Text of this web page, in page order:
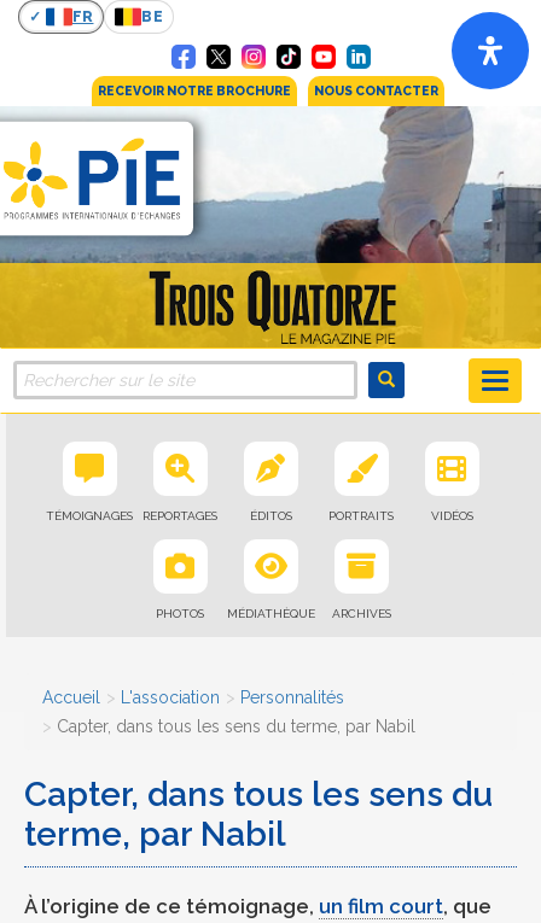
FR BE
RECEVOIR NOTRE BROCHURE NOUS CONTACTER
TÉMOIGNAGES REPORTAGES ÉDITOS PORTRAITS VIDÉOS
PHOTOS MÉDIATHÈQUE ARCHIVES
Accueil L'association
Personnalités
Capter, dans tous les sens du terme, par Nabil
Capter, dans tous les sens du
terme, par Nabil
À l’origine de ce témoignage, un film court, que